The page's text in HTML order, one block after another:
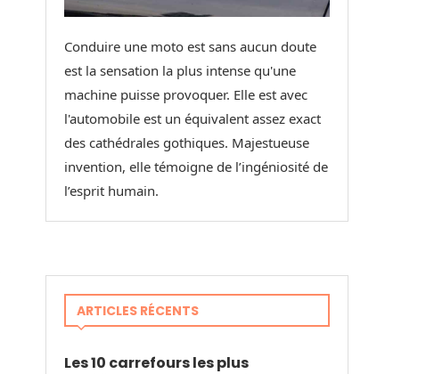
Conduire une moto est sans aucun doute
est la sensation la plus intense qu'une
machine puisse provoquer. Elle est avec
l'automobile est un équivalent assez exact
des cathédrales gothiques. Majestueuse
invention, elle témoigne de l’ingéniosité de
l’esprit humain.
ARTICLES RÉCENTS
Les 10 carrefours les plus